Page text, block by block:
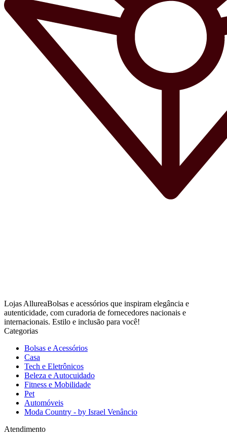
Lojas AllureaBolsas e acessórios que inspiram elegância e
autenticidade, com curadoria de fornecedores nacionais e
internacionais. Estilo e inclusão para você!
Categorias
Bolsas e Acessórios
Casa
Tech e Eletrônicos
Beleza e Autocuidado
Fitness e Mobilidade
Pet
Automóveis
Moda Country - by Israel Venâncio
Atendimento